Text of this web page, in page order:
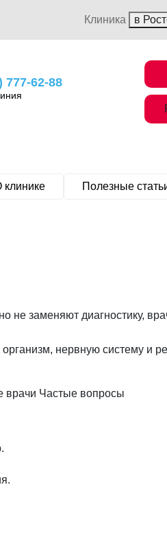
Клиника в
777-62-88
клинике Полезные
не заменяют диагностику,
нервную систему и
врачи Частые вопросы